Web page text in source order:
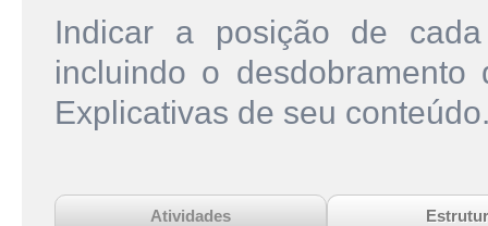
Indicar a posição de
incluindo o
Explicativas de seu
Atividades